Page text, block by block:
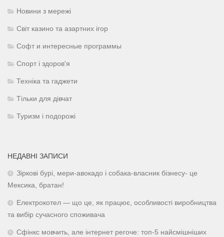
Новини з мережі
Світ казино та азартних ігор
Софт и интересные программы
Спорт і здоров'я
Техніка та гаджети
Тільки для дівчат
Туризм і подорожі
НЕДАВНІ ЗАПИСИ
Зіркові бурі, мери-авокадо і собака-власник бізнесу- це
Мексика, братан!
Електрокотел — що це, як працює, особливості виробництва
та вибір сучасного споживача
Сфінкс мовчить, але інтернет регоче: топ-5 найсмішніших